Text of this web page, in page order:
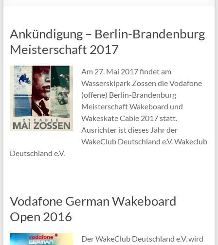
Ankündigung – Berlin-Brandenburg
Meisterschaft 2017
Am 27. Mai 2017 findet am
Wasserskipark Zossen die Vodafone
(offene) Berlin-Brandenburg
Meisterschaft Wakeboard und
Wakeskate Cable 2017 statt.
Ausrichter ist dieses Jahr der
WakeClub Deutschland e.V. Wakeclub
Deutschland e.V.
Vodafone German Wakeboard
Open 2016
Der WakeClub Deutschland e.V. wird